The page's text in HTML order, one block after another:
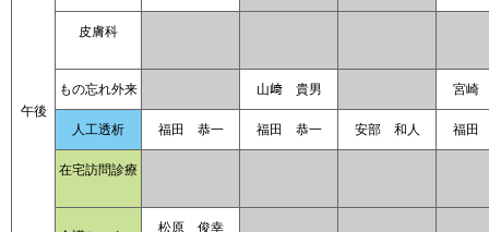
午後
皮膚科
もの忘れ外来 山﨑 貴男 宮崎
人工透析 福田 恭一 福田 恭一 安部 和人 福田
在宅訪問診療
松原 俊幸